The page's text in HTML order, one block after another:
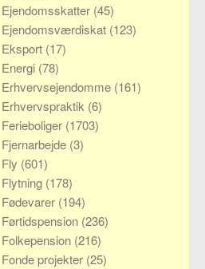
Ejendomsskatter (45)
Ejendomsværdiskat (123)
Eksport (17)
Energi (78)
Erhvervsejendomme (161)
Erhvervspraktik (6)
Ferieboliger (1703)
Fjernarbejde (3)
Fly (601)
Flytning (178)
Fødevarer (194)
Førtidspension (236)
Folkepension (216)
Fonde projekter (25)